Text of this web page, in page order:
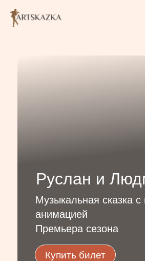
Руслан и
Музыкальная сказка с
анимацией
Премьера сезона
Купить билет